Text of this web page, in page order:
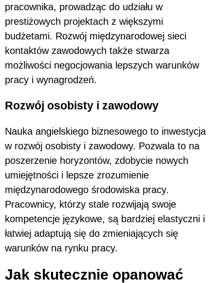
pracownika, prowadząc do udziału w
prestiżowych projektach z większymi
budżetami. Rozwój międzynarodowej sieci
kontaktów zawodowych także stwarza
możliwości negocjowania lepszych warunków
pracy i wynagrodzeń.
Rozwój osobisty i zawodowy
Nauka angielskiego biznesowego to inwestycja
w rozwój osobisty i zawodowy. Pozwala to na
poszerzenie horyzontów, zdobycie nowych
umiejętności i lepsze zrozumienie
międzynarodowego środowiska pracy.
Pracownicy, którzy stale rozwijają swoje
kompetencje językowe, są bardziej elastyczni i
łatwiej adaptują się do zmieniających się
warunków na rynku pracy.
Jak skutecznie opanować